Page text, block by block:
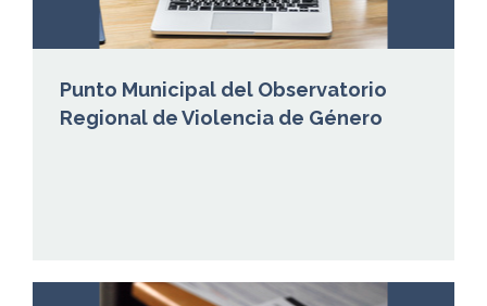
Punto Municipal del Observatorio
Regional de Violencia de Género